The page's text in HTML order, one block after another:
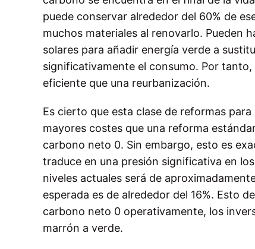
puede conservar alrededor del 60% de
muchos materiales al renovarlo. Pueden
solares para añadir energía verde a
significativamente el consumo. Por
eficiente que una reurbanización.
Es cierto que esta clase de reformas para
mayores costes que una reforma
carbono neto 0. Sin embargo, esto es
traduce en una presión significativa en
niveles actuales será de
esperada es de alrededor del 16%. Esto
carbono neto 0 operativamente, los
marrón a verde.